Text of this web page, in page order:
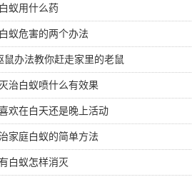
蚁用什么药
蚁危害的两个办法
办法教你赶走家里的老鼠
治白蚁喷什么有效果
欢在白天还是晚上活动
家庭白蚁的简单方法
白蚁怎样消灭